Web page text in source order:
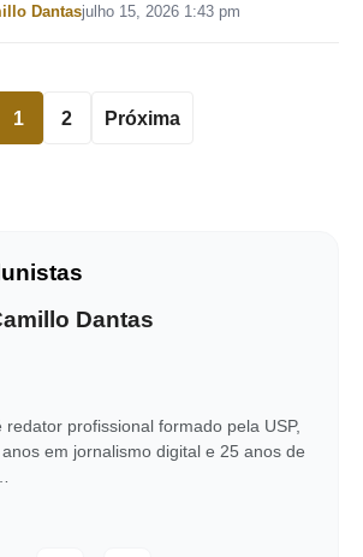
Dantasjulho 15, 2026 1:43 pm
1 2 Próxima
Dantas
redator profissional formado pela USP,
em jornalismo digital e 25 anos de